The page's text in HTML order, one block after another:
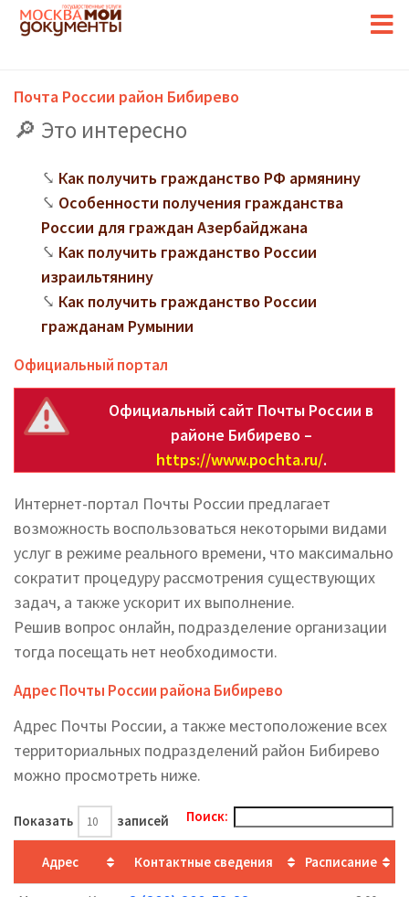
Почта России район Бибирево
Это интересно
Как получить гражданство РФ армянину
Особенности получения гражданства
России для граждан Азербайджана
Как получить гражданство России
израильтянину
Как получить гражданство России
гражданам Румынии
Официальный портал
Официальный сайт Почты России в
районе Бибирево –
https://www.pochta.ru/.
Интернет-портал Почты России предлагает
возможность воспользоваться некоторыми видами
услуг в режиме реального времени, что максимально
сократит процедуру рассмотрения существующих
задач, а также ускорит их выполнение.
Решив вопрос онлайн, подразделение организации
тогда посещать нет необходимости.
Адрес Почты России района Бибирево
Адрес Почты России, а также местоположение всех
территориальных подразделений район Бибирево
можно просмотреть ниже.
Показать записей Поиск:
Адрес Контактные сведения Расписание